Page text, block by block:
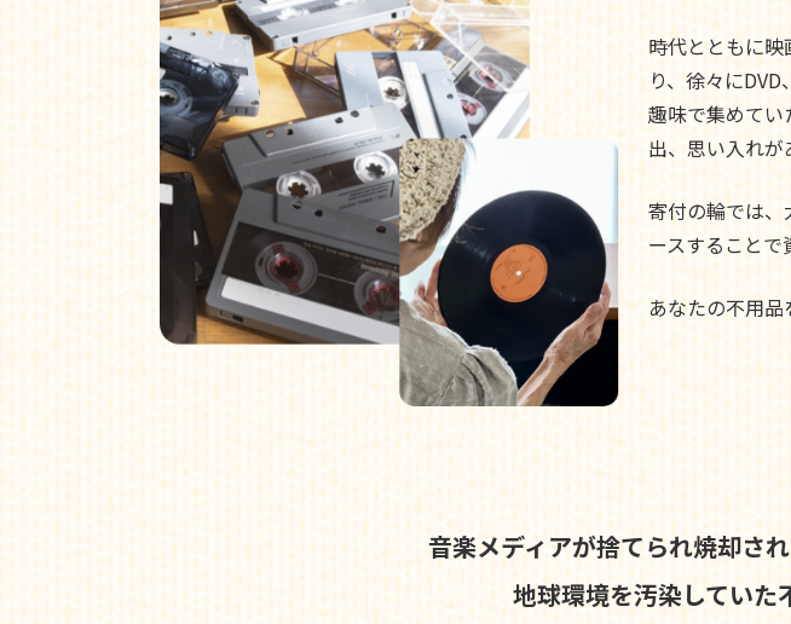
時代とともに
り、徐々に
趣味で集めてい
出、思い入れが
寄付の輪では
ースすることで
あなたの不用
音楽メディアが捨てられ焼却され
地球環境を汚染していた